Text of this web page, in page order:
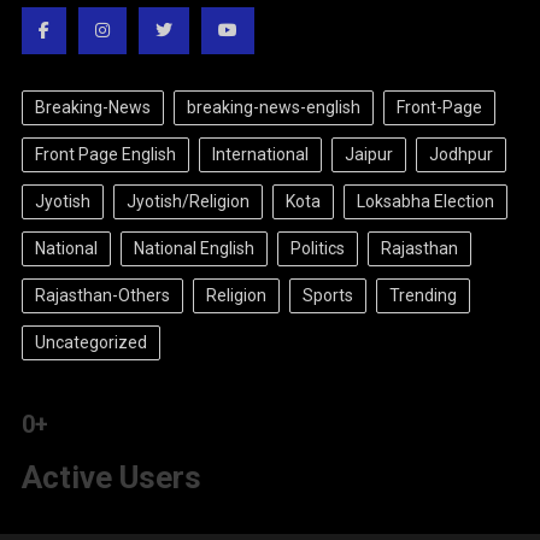
Breaking-News breaking-news-english Front-Page
Front Page English International Jaipur Jodhpur
Jyotish Jyotish/Religion Kota Loksabha Election
National National English Politics Rajasthan
Rajasthan-Others Religion Sports Trending
Uncategorized
0+
Active Users